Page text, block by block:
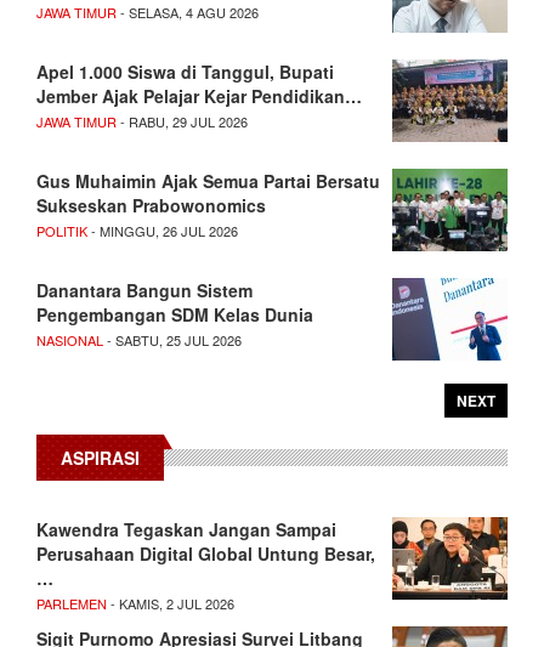
JAWA TIMUR - SELASA, 4 AGU 2026
Apel 1.000 Siswa di Tanggul, Bupati
Jember Ajak Pelajar Kejar Pendidikan…
JAWA TIMUR - RABU, 29 JUL 2026
Gus Muhaimin Ajak Semua Partai Bersatu
Sukseskan Prabowonomics
POLITIK- MINGGU, 26 JUL 2026
Danantara Bangun Sistem
Pengembangan SDM Kelas Dunia
NASIONAL - SABTU, 25 JUL 2026
NEXT
ASPIRASI
Kawendra Tegaskan Jangan Sampai
Perusahaan Digital Global Untung Besar,
…
PARLEMEN - KAMIS, 2 JUL 2026
Sigit Purnomo Apresiasi Survei Litbang